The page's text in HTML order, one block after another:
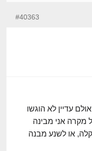
#40363
עדיין לא הוגשו
מקרה אני מבינה
או לשנע מבנה